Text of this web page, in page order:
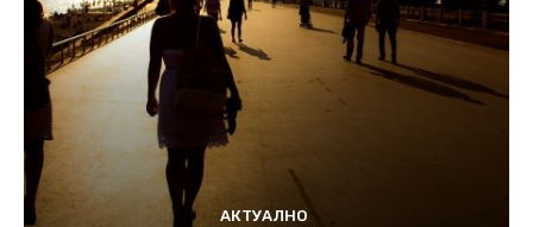
АКТУАЛНО